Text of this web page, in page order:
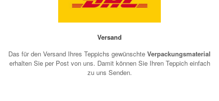
Versand
Das für den Versand Ihres Teppichs gewünschte Verpackungsmaterial
erhalten Sie per Post von uns. Damit können Sie Ihren Teppich einfach
zu uns Senden.